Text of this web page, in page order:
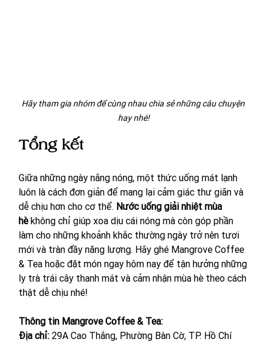
Hãy tham gia nhóm để cùng nhau chia sẻ những câu chuyện
hay nhé!
Tổng kết
Giữa những ngày nắng nóng, một thức uống mát lạnh
luôn là cách đơn giản để mang lại cảm giác thư giãn và
dễ chịu hơn cho cơ thể. Nước uống giải nhiệt mùa
hè không chỉ giúp xoa dịu cái nóng mà còn góp phần
làm cho những khoảnh khắc thường ngày trở nên tươi
mới và tràn đầy năng lượng. Hãy ghé Mangrove Coffee
& Tea hoặc đặt món ngay hôm nay để tận hưởng những
ly trà trái cây thanh mát và cảm nhận mùa hè theo cách
thật dễ chịu nhé!
Thông tin Mangrove Coffee & Tea:
Địa chỉ: 29A Cao Thắng, Phường Bàn Cờ, TP. Hồ Chí